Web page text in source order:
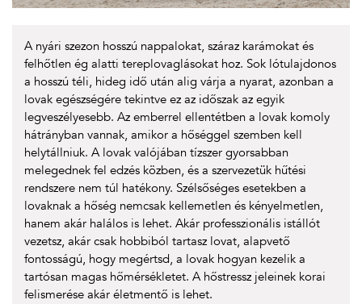
A nyári szezon hosszú nappalokat, száraz karámokat és
felhőtlen ég alatti tereplovaglásokat hoz. Sok lótulajdonos
a hosszú téli, hideg idő után alig várja a nyarat, azonban a
lovak egészségére tekintve ez az időszak az egyik
legveszélyesebb. Az emberrel ellentétben a lovak komoly
hátrányban vannak, amikor a hőséggel szemben kell
helytállniuk. A lovak valójában tízszer gyorsabban
melegednek fel edzés közben, és a szervezetük hűtési
rendszere nem túl hatékony. Szélsőséges esetekben a
lovaknak a hőség nemcsak kellemetlen és kényelmetlen,
hanem akár halálos is lehet. Akár professzionális istállót
vezetsz, akár csak hobbiból tartasz lovat, alapvető
fontosságú, hogy megértsd, a lovak hogyan kezelik a
tartósan magas hőmérsékletet. A hőstressz jeleinek korai
felismerése akár életmentő is lehet.